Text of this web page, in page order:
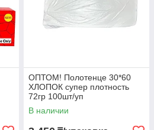
ОПТОМ! Полотенце 30*60
ХЛОПОК супер плотность
72гр 100шт/уп
В наличии